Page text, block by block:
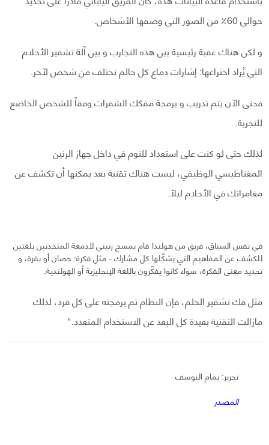
حوالي 60٪ من الصور التي وصفها الأشخاص.
و لكن هناك عقبة رئيسية بين هذه التجارب و بين آلة تشفير الأحلام
التي يُراد اختراعها: إشارات دماغ كل حالم تختلف من شخص لآخر.
فحتى الآن يتم تدريب و برمجة مفكك الشفرات وفقاً للشخص الخاضع
للتجربة.
لذلك حتى لو كنت على استعداد للنوم في داخل جهاز الرنين
المغناطيسي الوظيفي، ليست هناك تقنية بعد يمكنها أن تكشف عن
مغامراتك في الأحلام ليلاً.
في نفس السياق، فريق من هولندا قام بمسح رنيني لأدمغة المتحدثين بلغتين
للكشف عن المفاهيم التي يشكّلها كل مشارك - مثل فكرة: حصان أو بقرة، و
تحديد معنى الفكرة، سواء كانوا يفكّرون باللغة الإنجليزية أو الهولندية.
مثل فك تشفير الحلم، فإن النظام تم برمجته على كل فرد، لذلك
مازالت التقنية بعيدة كل البعد عن الاستخدام المتعدد."
تحرير: يمام اليوسف
المصدر